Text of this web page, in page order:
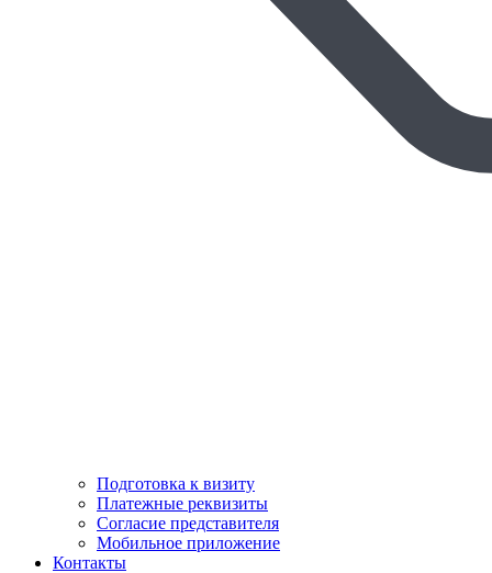
Подготовка к визиту
Платежные реквизиты
Согласие представителя
Мобильное приложение
Контакты